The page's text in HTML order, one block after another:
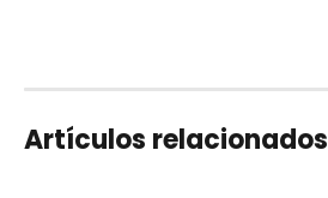
Artículos relacionados